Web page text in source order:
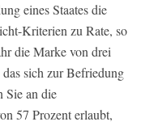
eines Staates die
Kriterien zu Rate, so
die Marke von drei
sich zur Befriedung
Sie an die
57 Prozent erlaubt,